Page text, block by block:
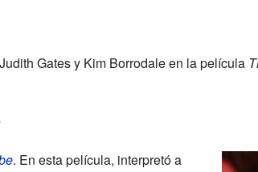
Gates y Kim Borrodale en la película
. En esta película, interpretó a